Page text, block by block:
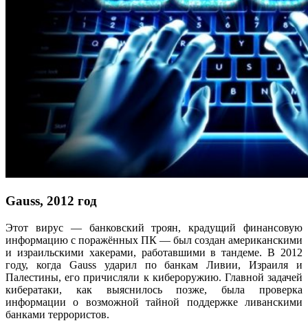
Gauss, 2012 год
Этот вирус — банковский троян, крадущий финансовую
информацию с поражённых ПК — был создан американскими
и израильскими хакерами, работавшими в тандеме. В 2012
году, когда Gauss ударил по банкам Ливии, Израиля и
Палестины, его причисляли к кибероружию. Главной задачей
кибератаки, как выяснилось позже, была проверка
информации о возможной тайной поддержке ливанскими
банками террористов.